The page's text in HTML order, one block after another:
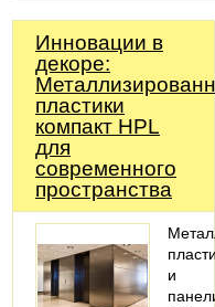
Инновации в
декоре:
пластики
компакт HPL
для
современного
пространства
и
панели